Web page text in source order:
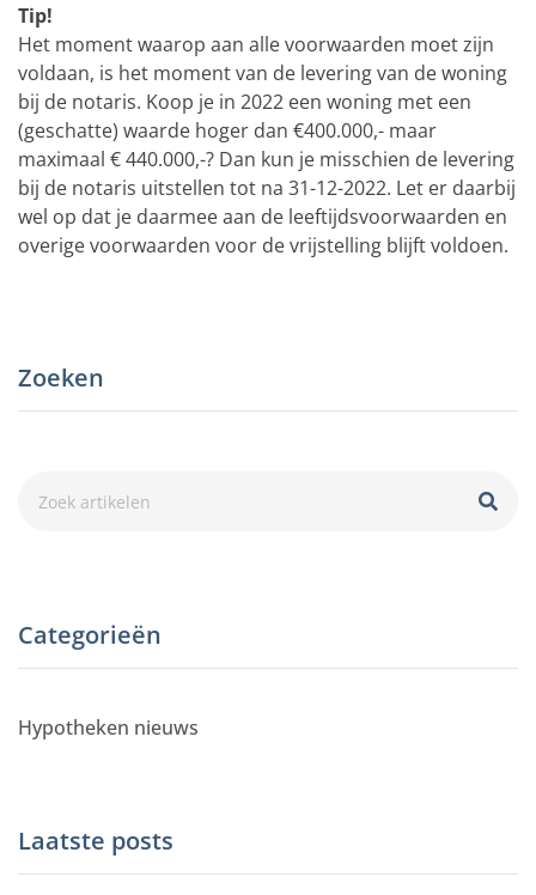
Tip!
Het moment waarop aan alle voorwaarden moet zijn
voldaan, is het moment van de levering van de woning
bij de notaris. Koop je in 2022 een woning met een
(geschatte) waarde hoger dan €400.000,- maar
maximaal € 440.000,-? Dan kun je misschien de levering
bij de notaris uitstellen tot na 31-12-2022. Let er daarbij
wel op dat je daarmee aan de leeftijdsvoorwaarden en
overige voorwaarden voor de vrijstelling blijft voldoen.
Zoeken
Categorieën
Hypotheken nieuws
Laatste posts